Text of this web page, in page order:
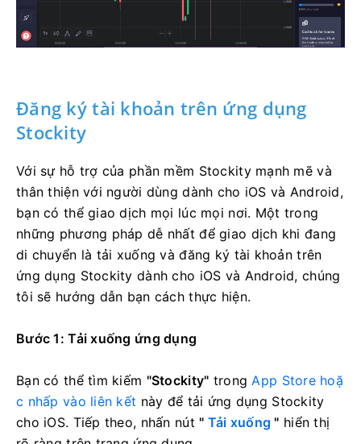
Đăng ký tài khoản trên ứng dụng
Stockity
Với sự hỗ trợ của phần mềm Stockity mạnh mẽ và
thân thiện với người dùng dành cho iOS và Android,
bạn có thể giao dịch mọi lúc mọi nơi. Một trong
những phương pháp dễ nhất để giao dịch khi đang
di chuyển là tải xuống và đăng ký tài khoản trên
ứng dụng Stockity dành cho iOS và Android, chúng
tôi sẽ hướng dẫn bạn cách thực hiện.
Bước 1: Tải xuống ứng dụng
Bạn có thể tìm kiếm "Stockity" trongApp Store hoặ
c nhấp vào liên kết này để tải ứng dụng Stockity
cho iOS. Tiếp theo, nhấn nút " Tải xuống " hiển thị